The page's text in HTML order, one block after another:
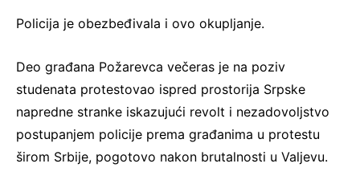
Policija je obezbeđivala i ovo okupljanje.
Deo građana Požarevca večeras je na poziv
studenata protestovao ispred prostorija Srpske
napredne stranke iskazujući revolt i nezadovoljstvo
postupanjem policije prema građanima u protestu
širom Srbije, pogotovo nakon brutalnosti u Valjevu.